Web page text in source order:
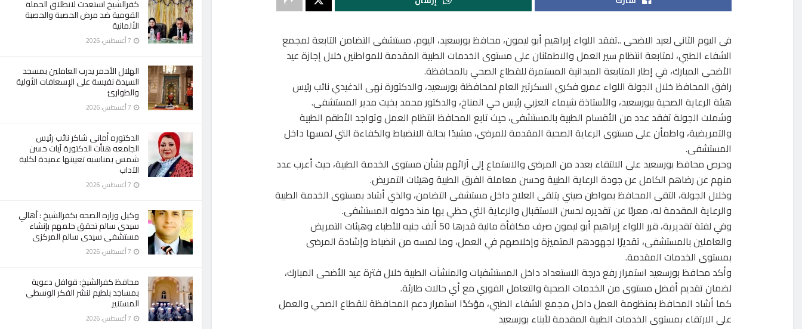
كفرالشيخ استعدت لانطلاق الحملة
القومية ضد مرض الحصبة والحصبة
الألمانية
الهلال الأحمر يدرب العاملين بمسجد
السيدة نفيسة على الإسعافات الأولية
والطوارئ
الدكتوره أمانى شاكر نائب رئيس
الجامعه هنأت الدكتورة آيات حسن
شمس بمناسبه تعيينها عميدة لكلية
الآداب
وكيل وزاره الصحه بكفرالشيخ : أهالي
سيدي سالم تحقق حلمهم بإنشاء
مستشفى سيدى سالم المركزى
محافظ كفرالشيخ: قوافل دعوية
بمساجد بلطيم لنشر الفكر الوسطي
المستنير
فى اليوم الثانى لعيد الاضحى ..تفقد اللواء إبراهيم أبو ليمون، محافظ بورسعيد، اليوم، مستشفى التضامن التابعة لمجمع
الشفاء الطبي، لمتابعة انتظام سير العمل والاطمئنان على مستوى الخدمات الطبية المقدمة للمواطنين خلال إجازة عيد
الأضحى المبارك، في إطار المتابعة الميدانية المستمرة للقطاع الصحي بالمحافظة.
رافق المحافظ خلال الجولة اللواء عمرو فكري السكرتير العام لمحافظة بورسعيد، والدكتورة نهى الدغيدي نائب رئيس
هيئة الرعاية الصحية ببورسعيد، والأستاذة شيماء العزبي رئيس حي المناخ، والدكتور محمد بخيت مدير المستشفى.
وشملت الجولة تفقد عدد من الأقسام الطبية بالمستشفى، حيث تابع المحافظ انتظام العمل وتواجد الأطقم الطبية
والتمريضية، واطمأن على مستوى الرعاية الصحية المقدمة للمرضى، مشيدًا بحالة الانضباط والكفاءة التي لمسها داخل
المستشفى.
وحرص محافظ بورسعيد على الالتقاء بعدد من المرضى والاستماع إلى آرائهم بشأن مستوى الخدمة الطبية، حيث أعرب عدد
منهم عن رضاهم الكامل عن جودة الرعاية الطبية وحسن معاملة الفرق الطبية وهيئات التمريض.
وخلال الجولة، التقى المحافظ بمواطن صيني يتلقى العلاج داخل مستشفى التضامن، والذي أشاد بمستوى الخدمة الطبية
والرعاية المقدمة له، معربًا عن تقديره لحسن الاستقبال والرعاية التي حظي بها منذ دخوله المستشفى.
وفي لفتة تقديرية، قرر اللواء إبراهيم أبو ليمون صرف مكافأة مالية قدرها 50 ألف جنيه للأطباء وهيئات التمريض
والعاملين بالمستشفى، تقديرًا لجهودهم المتميزة وإخلاصهم في العمل، وما لمسه من انضباط وإشادة المرضى
بمستوى الخدمات المقدمة.
وأكد محافظ بورسعيد استمرار رفع درجة الاستعداد داخل المستشفيات والمنشآت الطبية خلال فترة عيد الأضحى المبارك،
لضمان تقديم أفضل مستوى من الخدمات الصحية والتعامل الفوري مع أي حالات طارئة.
كما أشاد المحافظ بمنظومة العمل داخل مجمع الشفاء الطبي، مؤكدًا استمرار دعم المحافظة للقطاع الصحي والعمل
على الارتقاء بمستوى الخدمات الطبية المقدمة لأبناء بورسعيد